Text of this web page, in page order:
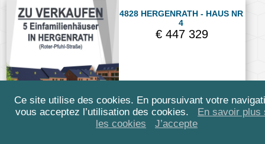
4828 HERGENRATH - HAUS NR
4
€ 447 329
Ce site utilise des cookies. En poursuivant votre
vous acceptez l’utilisation des cookies.
En savoir plus
les cookies
J’accepte